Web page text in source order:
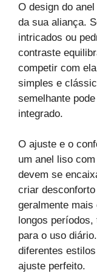
O design do
da sua aliança.
intricados ou
contraste
competir com
simples e
semelhante
integrado.
O ajuste e o
um anel liso
devem se
criar
geralmente
longos
para o uso
diferentes
ajuste perfeito.